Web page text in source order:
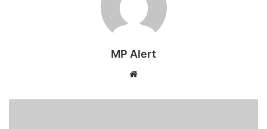
MP Alert
Website